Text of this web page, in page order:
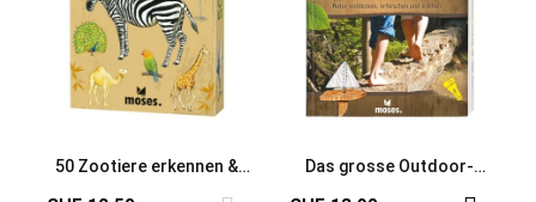
50 Zootiere erkennen &
Das grosse Outdoor-